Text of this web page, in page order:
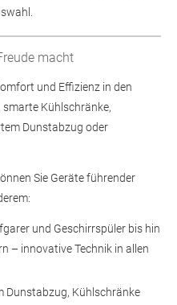
macht
und Effizienz in den
Kühlschränke,
Dunstabzug oder
Sie Geräte führender
und Geschirrspüler bis hin
– innovative Technik in allen
Dunstabzug, Kühlschränke